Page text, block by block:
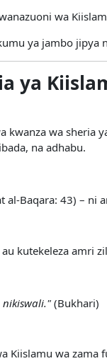
ya jambo jipya
ya
kwanza wa sheria
na adhabu.
al-Baqara: 43) – ni
kutekeleza amri
(Bukhari)
Kiislamu wa